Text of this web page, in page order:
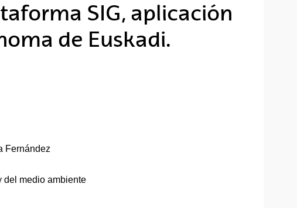
SIG, aplicación
de Euskadi.
Fernández
del medio ambiente